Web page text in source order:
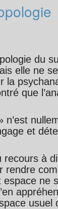
du
elle ne
la
que
et
à
ne
usuel